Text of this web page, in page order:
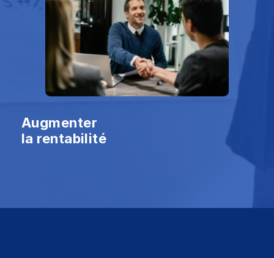
Augmenter
la rentabilité